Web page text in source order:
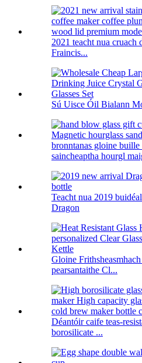
2021 teacht nua cruach
Fraincis...
Sú Uisce Óil Bialann
bronntanas gloine
saincheaptha hourgl
Teacht nua 2019
Dragon
Gloine
pearsantaithe Cl...
Déantóir caife teas-
borosilicate ...